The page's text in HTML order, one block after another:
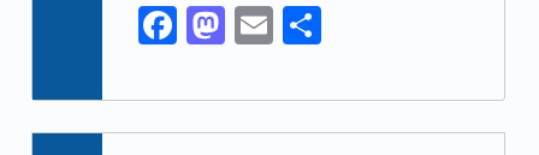
F
ac
e
b
M
as
to
d
E
m
ai
l
S
ar
e